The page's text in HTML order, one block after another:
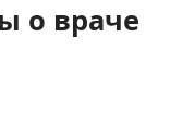
о враче